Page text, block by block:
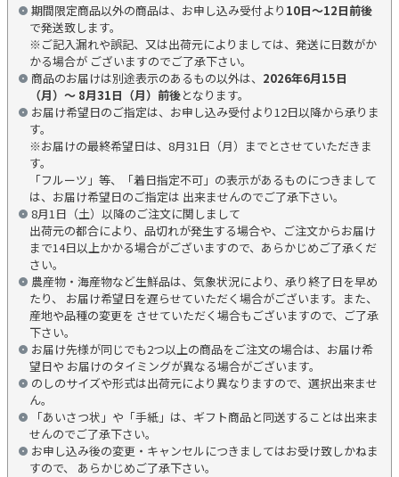
期間限定商品以外の商品は、お申し込み受付より 10日～12日前後
で発送致します。
※ご記入漏れや誤記、又は出荷元によりましては、発送に日数がか
かる場合が ございますのでご了承下さい。
商品のお届けは別途表示のあるもの以外は、 2026年6月15日
（月）～ 8月31日（月）前後となります。
お届け希望日のご指定は、お申し込み受付より12日以降から承りま
す。
※お届けの最終希望日は、8月31日（月）までとさせていただきま
す。
「フルーツ」等、「着日指定不可」の表示があるものにつきまして
は、お届け希望日のご指定は 出来ませんのでご了承下さい。
8月1日（土）以降のご注文に関しまして
出荷元の都合により、品切れが発生する場合や、ご注文からお届け
まで14日以上かかる場合がございますので、あらかじめご了承くだ
さい。
農産物・海産物など生鮮品は、気象状況により、承り終了日を早め
たり、 お届け希望日を遅らせていただく場合がございます。また、
産地や品種の変更を させていただく場合もございますので、ご了承
下さい。
お届け先様が同じでも2つ以上の商品をご注文の場合は、お届け希
望日や お届けのタイミングが異なる場合がございます。
のしのサイズや形式は出荷元により異なりますので、選択出来ませ
ん。
「あいさつ状」や「手紙」は、ギフト商品と同送することは出来ま
せんのでご了承下さい。
お申し込み後の変更・キャンセルにつきましてはお受け致しかねま
すので、 あらかじめご了承下さい。